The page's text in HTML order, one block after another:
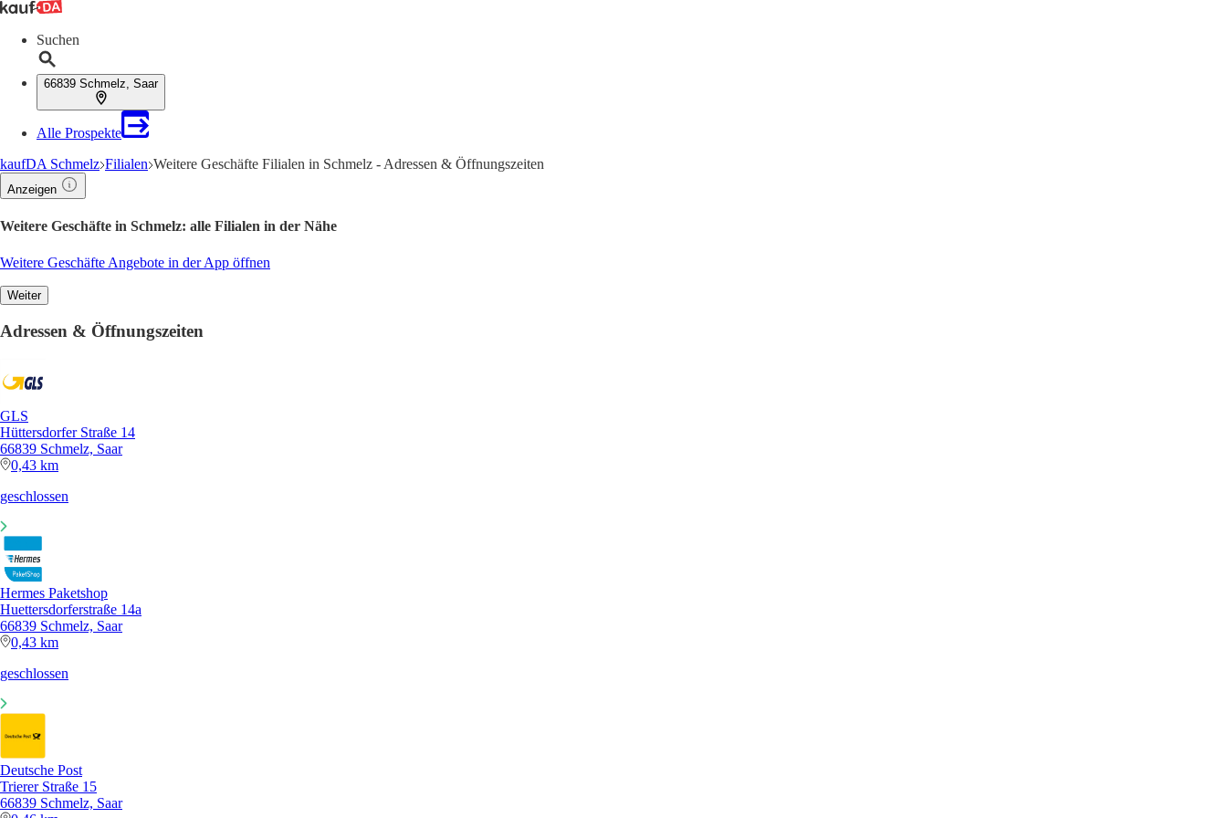
Suchen
66839 Schmelz, Saar
Alle Prospekte
kaufDA Schmelz Filialen Weitere Geschäfte Filialen in Schmelz - Adressen & Öffnungszeiten
Anzeigen
Weitere Geschäfte in Schmelz: alle Filialen in der Nähe
Weitere Geschäfte Angebote in der App öffnen
Weiter
Adressen & Öffnungszeiten
GLS
Hüttersdorfer Straße 14
66839 Schmelz, Saar
0,43 km
geschlossen
Hermes Paketshop
Huettersdorferstraße 14a
66839 Schmelz, Saar
0,43 km
geschlossen
Deutsche Post
Trierer Straße 15
66839 Schmelz, Saar